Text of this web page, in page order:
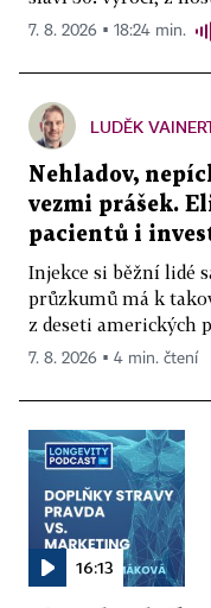
7. 8. 2026 ▪ 18:24 min.
LUDĚK
Nehladov,
vezmi prášek.
pacientů i
Injekce si běžní lidé
průzkumů má k
z deseti amerických
7. 8. 2026 ▪ 4 min. čtení
16:13